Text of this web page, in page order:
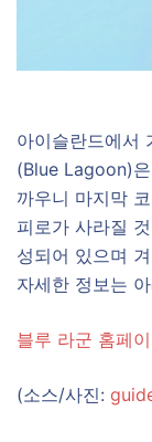
아이슬란드에서
(Blue Lagoon)
까우니 마지막
피로가 사라질
성되어 있으며
자세한 정보는
블루 라군 홈페
(소스/사진: